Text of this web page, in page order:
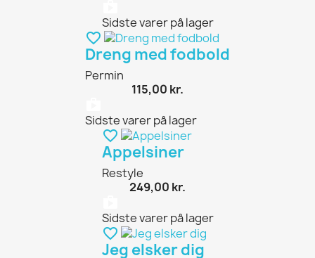
Sidste varer på lager
favorite_border
Dreng med fodbold
Permin
115,00 kr.
Sidste varer på lager
favorite_border
Appelsiner
Restyle
249,00 kr.
Sidste varer på lager
favorite_border
Jeg elsker dig